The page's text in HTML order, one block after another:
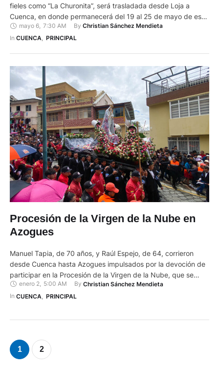
fieles como “La Churonita”, será trasladada desde Loja a
Cuenca, en donde permanecerá del 19 al 25 de mayo de este
2025 Esta visita es organizada por la Arquidiócesis de Loja y
la Arquidiócesis de Cuenca, en colaboración con grupos de
mayo 6 7:30 AM By Christian Sánchez Mendieta
In CUENCA, PRINCIPAL
Procesión de la Virgen de la Nube en
Azogues
Manuel Tapia, de 70 años, y Raúl Espejo, de 64, corrieron
desde Cuenca hasta Azogues impulsados por la devoción de
participar en la Procesión de la Virgen de la Nube, que se
cumplió este 1 de enero de 2025. Tapia indicó que hacen este
recorrido desde hace unos 25 años motivados por la fe que le
enero 2, 5:00 AM By Christian Sánchez Mendieta
In CUENCA PRINCIPAL
1 2